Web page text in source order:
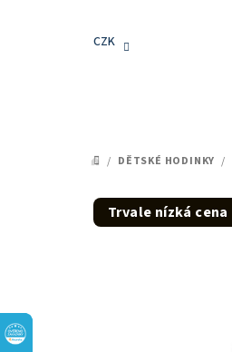
CZK
DOMŮ
/ DĚTSKÉ HODINKY /
Trvale nízká cena